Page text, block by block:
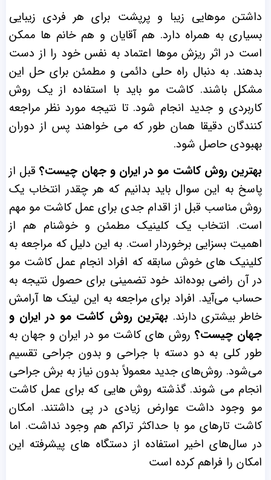
داشتن موهایی زیبا و پرپشت برای هر فردی زیبایی
بسیاری به همراه دارد. هم آقایان و هم خانم ها ممکن
است در اثر ریزش موها اعتماد به نفس خود را از دست
بدهند. به دنبال راه حلی دائمی و مطمئن برای حل این
مشکل باشند. کاشت مو باید با استفاده از یک روش
کاربردی و جدید انجام شود. تا نتیجه مورد نظر مراجعه
کنندگان دقیقا همان طور که می خواهند پس از دوران
بهبودی حاصل شود.
بهترین روش کاشت مو در ایران و جهان چیست؟قبل از
پاسخ به این سوال باید بدانیم که هر چقدر انتخاب یک
روش مناسب قبل از اقدام جدی برای عمل کاشت مو مهم
است. انتخاب یک کلینیک مطمئن و خوشنام هم از
اهمیت بسزایی برخوردار است. به این دلیل که مراجعه به
کلینیک های خوش سابقه که افراد انجام عمل کاشت مو
در آن راضی بوده‌اند خود تضمینی برای حصول نتیجه به
حساب می‌آید. افراد برای مراجعه به این لینک ها آرامش
خاطر بیشتری دارند.بهترین روش کاشت مو در ایران و
جهان چیست؟ روش های کاشت مو در ایران و جهان به
طور کلی به دو دسته با جراحی و بدون جراحی تقسیم
می‌شود. روش‌های جدید معمولاً بدون نیاز به برش جراحی
انجام می شوند. گذشته روش هایی که برای عمل کاشت
مو وجود داشت عوارض زیادی در پی داشتند. امکان
کاشت تارهای مو با حداکثر تراکم هم وجود نداشت. اما
در سال‌های اخیر استفاده از دستگاه های پیشرفته این
امکان را فراهم کرده است